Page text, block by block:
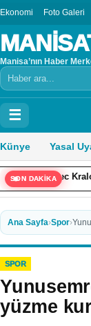
Ekonomi Foto Galeri
Manisa’nın Haber
Arama
☰
Künye Yasal
SON DAKİKA
Kralove: 0 –
Ana Sayfa›Spor›
SPOR
yüzme